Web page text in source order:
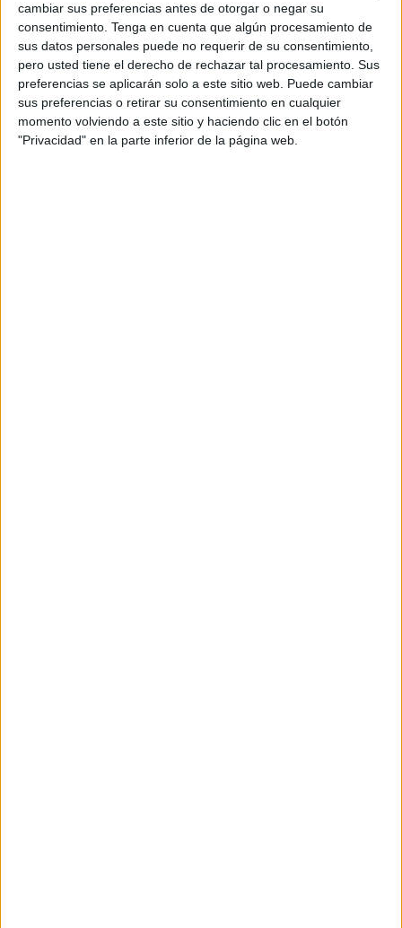
cambiar sus preferencias antes de otorgar o negar su
consentimiento. Tenga en cuenta que algún procesamiento de
sus datos personales puede no requerir de su consentimiento,
pero usted tiene el derecho de rechazar tal procesamiento. Sus
preferencias se aplicarán solo a este sitio web. Puede cambiar
sus preferencias o retirar su consentimiento en cualquier
momento volviendo a este sitio y haciendo clic en el botón
"Privacidad" en la parte inferior de la página web.